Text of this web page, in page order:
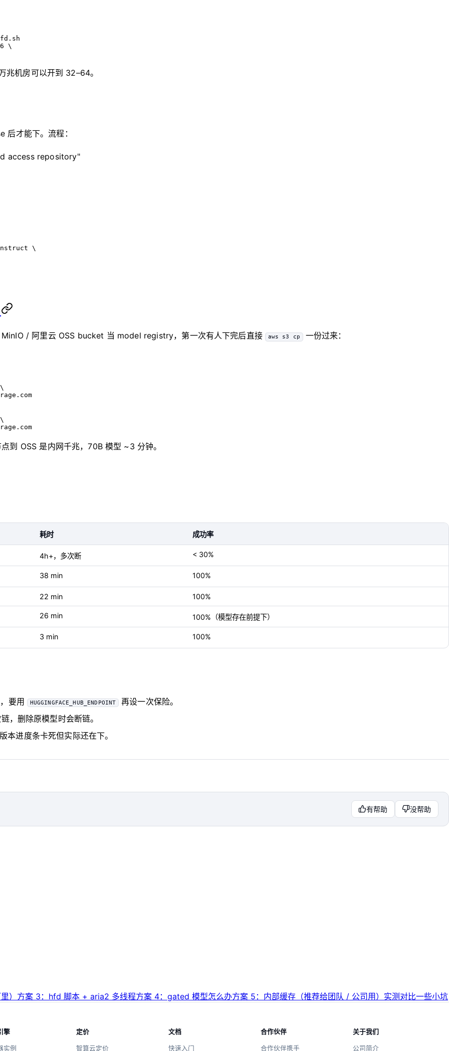
\
机房可以开到 32–64。
才能下。流程：
access repository"
\
/ 阿里云 OSS bucket 当 model registry，第一次有人下完后直接 aws s3 cp 一份过来：
到 OSS 是内网千兆，70B 模型 ~3 分钟。
耗时 成功率
4h+，多次断 < 30%
38 min 100%
22 min 100%
26 min 100%（模型存在前提下）
3 min 100%
，要用 HUGGINGFACE_HUB_ENDPOINT 再设一次保险。
，删除原模型时会断链。
进度条卡死但实际还在下。
有帮助 没帮助
） 方案 3：hfd 脚本 + aria2 多线程方案 4：gated 模型怎么办方案 5：内部缓存（推荐给团队 / 公司用） 实测对比一些小坑
擎
实例
定价
智算云定价
文档
快速入门
合作伙伴
合作伙伴携手
关于我们
公司简介